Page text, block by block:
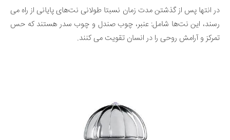
در انتها پس از گذشتن مدت زمان نسبتا طولانی نت‌های پایانی از راه می
رسند، این نت‌ها شامل: عنبر، چوب صندل و چوب سدر هستند که حس
تمرکز و آرامش روحی را در انسان تقویت می کنند.